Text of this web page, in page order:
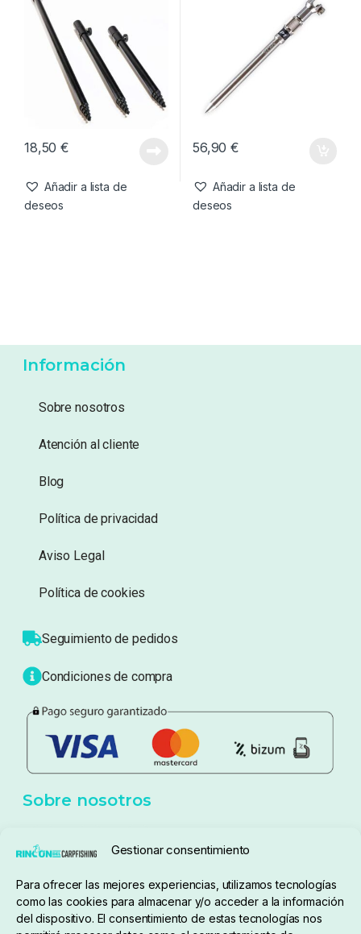
Gestionar consentimiento
Para ofrecer las mejores experiencias, utilizamos tecnologías
como las cookies para almacenar y/o acceder a la información
del dispositivo. El consentimiento de estas tecnologías nos
10%
6,29€
6,99€
Añadir a lista de
Añadir a lista de
deseos
Picas, Tripodes y Picas
Forge Tackle BK Banksticks
18,50€
deseos
Picas ,Tripodes y Picas
Solar Tackle P1 Pica Anti
56,90€
Información
Sobre nosotros
Atención al cliente
Blog
Política de privacidad
Aviso Legal